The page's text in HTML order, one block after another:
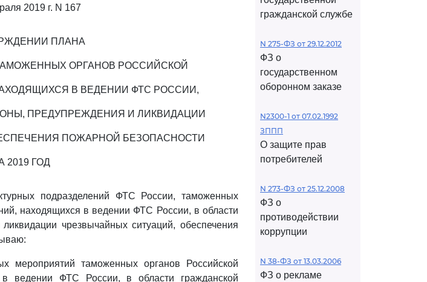
2019 г. N 167
ПЛАНА
ОРГАНОВ РОССИЙСКОЙ
В ВЕДЕНИИ ФТС РОССИИ,
ПРЕДУПРЕЖДЕНИЯ И ЛИКВИДАЦИИ
ПОЖАРНОЙ БЕЗОПАСНОСТИ
2019 ГОД
подразделений ФТС России, таможенных
находящихся в ведении ФТС России, в области
чрезвычайных ситуаций, обеспечения
мероприятий таможенных органов Российской
ведении ФТС России, в области гражданской
гражданской службе
N 275-ФЗ от 29.12.2012
ФЗ о
государственном
оборонном заказе
N2300-1 от 07.02.1992
ЗППП
О защите прав
потребителей
N 273-ФЗ от 25.12.2008
ФЗ о
противодействии
коррупции
N 38-ФЗ от 13.03.2006
ФЗ о рекламе